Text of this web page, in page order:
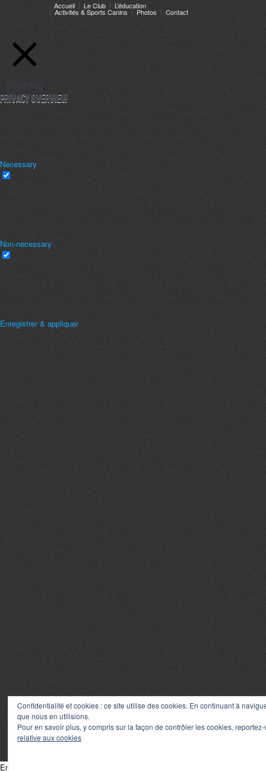
Accueil
Le Club L’éducation
Activités & Sports Canins Photos Contact
En poursuivant votre navigation sur ce site, vous acceptez l’utilisation de
Fermer
Privacy Overview
Necessary
Non-necessary
Enregistrer & appliquer
Confidentialité et cookies : ce site utilise des cookies. En continuant à
que nous en utilisions.
Pour en savoir plus, y compris sur la façon de contrôler les cookies,
relative aux cookies